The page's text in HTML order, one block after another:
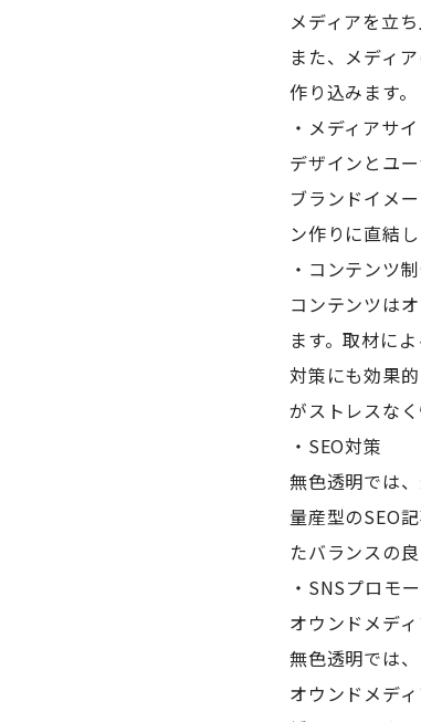
メディアを立
また、メディ
作り込みます。
・メディアサ
デザインとユ
ブランドイメ
ン作りに直結し
・コンテンツ
コンテンツは
ます。取材に
対策にも効果
がストレスな
・SEO対策
無色透明では
量産型のSEO
たバランスの
・SNSプロモ
オウンドメデ
無色透明では
オウンドメデ